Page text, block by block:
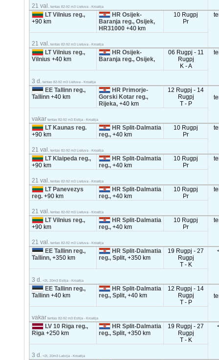
21 val. tentas 82-92 m3 Lietuva - Kroatija
LT Vilnius reg.,
+90 km
HR Osijek-
Baranja reg., Osijek,
HR31000+40 km
10 Rugpj
Pr
21 val. tentas 82-92 m3 Lietuva - Kroatija
LT Vilnius reg.,
Vilnius+40 km
HR Osijek-
Baranja reg., Osijek,
06 Rugpj - 11
Rugpj
K - A
3 d. tentas 82-92 m3 Lietuva - Kroatija
EE Tallinn reg.,
Tallinn+40 km
HR Primorje-
Gorski Kotar reg.,
Rijeka,+40 km
12 Rugpj - 14
Rugpj
T - P
vakar tentas 82-92 m3 Estija - Kroatija
LT Kaunas reg.
+90 km
HR Split-Dalmatia
reg.,+40 km
10 Rugpj
Pr
21 val. tentas 82-92 m3 Lietuva - Kroatija
LT Klaipeda reg.,
+90 km
HR Split-Dalmatia
reg.,+40 km
10 Rugpj
Pr
21 val. tentas 82-92 m3 Lietuva - Kroatija
LT Panevezys
reg.+90 km
HR Split-Dalmatia
reg.,+40 km
10 Rugpj
Pr
21 val. tentas 82-92 m3 Lietuva - Kroatija
LT Vilnius reg.,
+90 km
HR Split-Dalmatia
reg.,+40 km
10 Rugpj
Pr
21 val. tentas 82-92 m3 Lietuva - Kroatija
EE Tallinn reg.,
Tallinn,+350 km
HR Split-Dalmatia
reg., Split,+350 km
19 Rugpj - 27
Rugpj
T - K
3 d. <2t, 20m3 Estija - Kroatija
EE Tallinn reg.,
Tallinn+40 km
HR Split-Dalmatia
reg., Split,+40 km
12 Rugpj - 14
Rugpj
T - P
vakar tentas 82-92 m3 Estija - Kroatija
LV 10 Riga reg.,
Riga+250 km
HR Split-Dalmatia
reg., Split,+350 km
19 Rugpj - 27
Rugpj
T - K
3 d. <2t, 20m3 Latvija - Kroatija